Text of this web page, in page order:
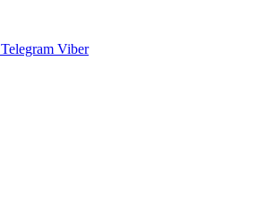
Telegram Viber